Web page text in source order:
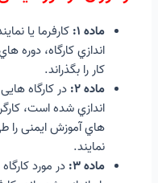
ماده ۱:
کارفرما یا
اندازي کارگاه، دوره
کار را بگذراند.
ماده ۲:
در کارگاه
اندازي شده است،
هاي آموزش ایمنی را
نمایند.
ماده ۳:
در مورد